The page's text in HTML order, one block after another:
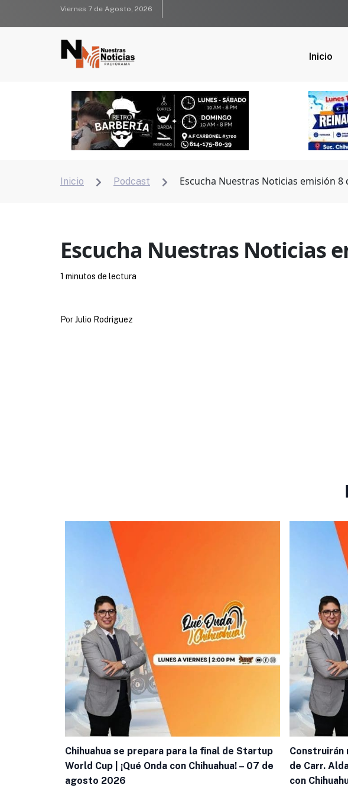
Viernes 7 de Agosto, 2026
Inicio
Inicio  Podcast  Escucha Nuestras Noticias emisión 8
Escucha Nuestras Noticias
PorJulio Rodriguez
1 minutos de lectura
Chihuahua se prepara para la final de Startup
World Cup | ¡Qué Onda con Chihuahua! – 07 de
agosto 2026
Construirán
de Carr.
con